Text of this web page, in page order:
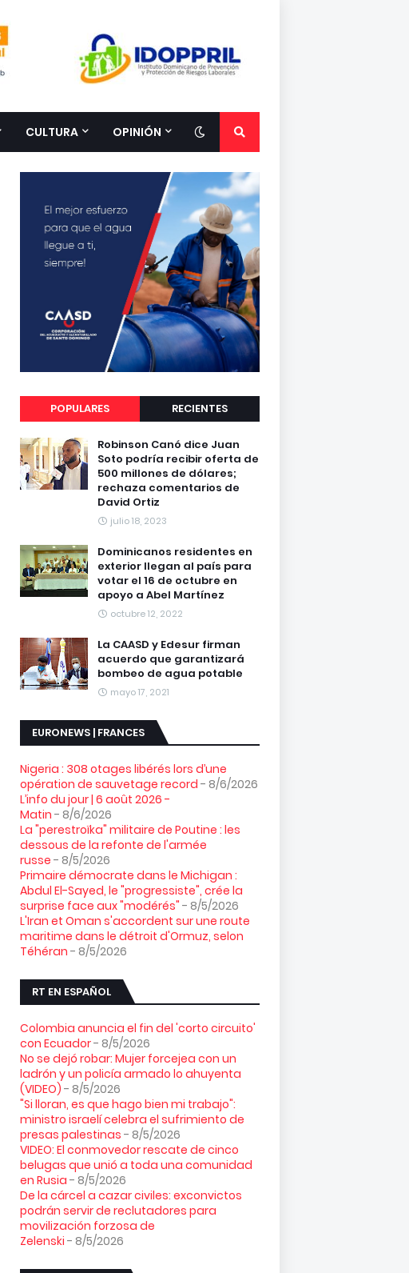
CULTURA OPINIÓN
POPULARES RECIENTES
Robinson Canó dice Juan
Soto podría recibir oferta de
500 millones de dólares;
rechaza comentarios de
David Ortiz
julio 18, 2023
Dominicanos residentes en
exterior llegan al país para
votar el 16 de octubre en
apoyo a Abel Martínez
octubre 12, 2022
La CAASD y Edesur firman
acuerdo que garantizará
bombeo de agua potable
mayo 17, 2021
EURONEWS | FRANCES
Nigeria : 308 otages libérés lors d’une
opération de sauvetage record - 8/6/2026
L’info du jour | 6 août 2026 -
Matin - 8/6/2026
La "perestroïka" militaire de Poutine : les
dessous de la refonte de l'armée
russe - 8/5/2026
Primaire démocrate dans le Michigan :
Abdul El-Sayed, le "progressiste", crée la
surprise face aux "modérés" - 8/5/2026
L'Iran et Oman s'accordent sur une route
maritime dans le détroit d'Ormuz, selon
Téhéran - 8/5/2026
RT EN ESPAÑOL
Colombia anuncia el fin del 'corto circuito'
con Ecuador- 8/5/2026
No se dejó robar: Mujer forcejea con un
ladrón y un policía armado lo ahuyenta
(VIDEO) - 8/5/2026
"Si lloran, es que hago bien mi trabajo":
ministro israelí celebra el sufrimiento de
presas palestinas - 8/5/2026
VIDEO: El conmovedor rescate de cinco
belugas que unió a toda una comunidad
en Rusia - 8/5/2026
De la cárcel a cazar civiles: exconvictos
podrán servir de reclutadores para
movilización forzosa de
Zelenski - 8/5/2026